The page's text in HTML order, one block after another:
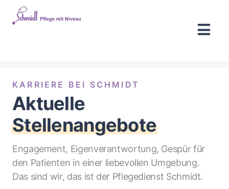
KARRIERE BEI SCHMIDT
Aktuelle
Stellenangebote
Engagement, Eigenverantwortung, Gespür für
den Patienten in einer liebevollen Umgebung.
Das sind wir, das ist der Pflegedienst Schmidt.